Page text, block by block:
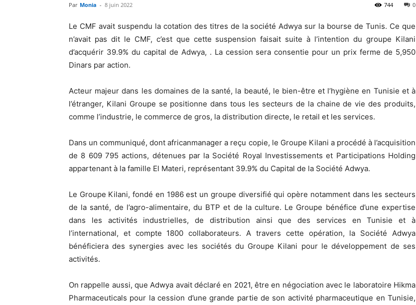
Par Monia - 8 juin 2022 0
744
Le CMF avait suspendu la cotation des titres de la société Adwya sur la bourse de Tunis. Ce que
n’avait pas dit le CMF, c’est que cette suspension faisait suite à l’intention du groupe Kilani
d’acquérir 39.9% du capital de Adwya, . La cession sera consentie pour un prix ferme de 5,950
Dinars par action.
Acteur majeur dans les domaines de la santé, la beauté, le bien-être et l’hygiène en Tunisie et à
l’étranger, Kilani Groupe se positionne dans tous les secteurs de la chaine de vie des produits,
comme l’industrie, le commerce de gros, la distribution directe, le retail et les services.
Dans un communiqué, dont africanmanager a reçu copie, le Groupe Kilani a procédé à l’acquisition
de 8 609 795 actions, détenues par la Société Royal Investissements et Participations Holding
appartenant à la famille El Materi, représentant 39.9% du Capital de la Société Adwya.
Le Groupe Kilani, fondé en 1986 est un groupe diversifié qui opère notamment dans les secteurs
de la santé, de l’agro-alimentaire, du BTP et de la culture. Le Groupe bénéfice d’une expertise
dans les activités industrielles, de distribution ainsi que des services en Tunisie et à
l’international, et compte 1800 collaborateurs. A travers cette opération, la Société Adwya
bénéficiera des synergies avec les sociétés du Groupe Kilani pour le développement de ses
activités.
On rappelle aussi, que Adwya avait déclaré en 2021, être en négociation avec le laboratoire Hikma
Pharmaceuticals pour la cession d’une grande partie de son activité pharmaceutique en Tunisie,